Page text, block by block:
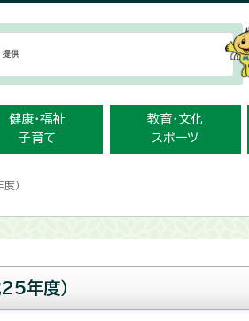
健康・福祉
子育て
教育・文化
スポーツ
）
年度）